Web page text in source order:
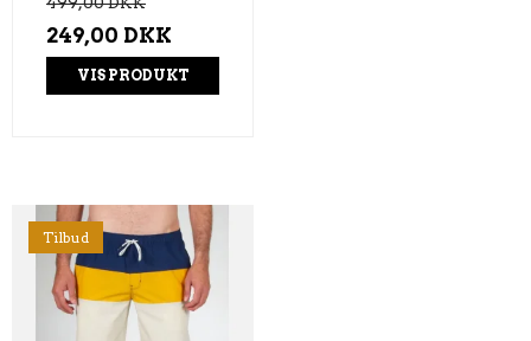
249,00 DKK
VIS PRODUKT
Tilbud